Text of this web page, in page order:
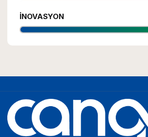
İNOVASYON